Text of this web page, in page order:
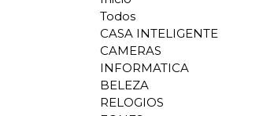
Todos
CASA INTELIGENTE
CAMERAS
INFORMATICA
BELEZA
RELOGIOS